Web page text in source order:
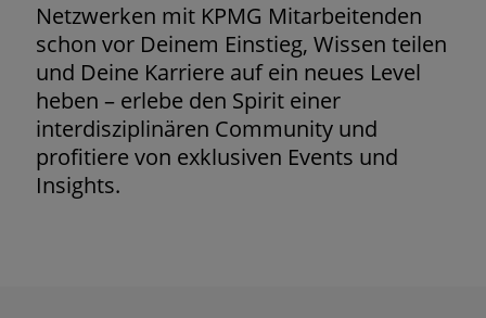
Netzwerken mit KPMG Mitarbeitenden
schon vor Deinem Einstieg, Wissen teilen
und Deine Karriere auf ein neues Level
heben – erlebe den Spirit einer
interdisziplinären Community und
profitiere von exklusiven Events und
Insights.